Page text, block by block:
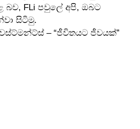
FLi පවුලේ අපි, ඔබට
සිටිමු.
– “ජීවිතයට ජීවයක්”